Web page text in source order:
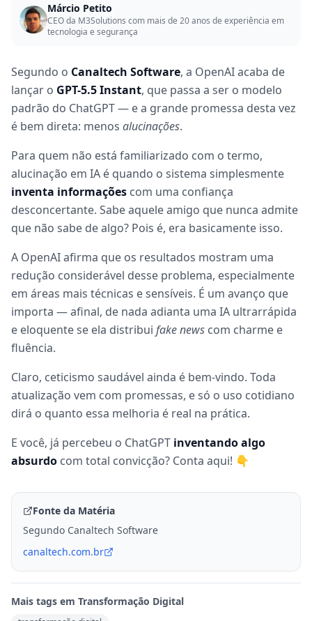
Márcio Petito
CEO da M3Solutions com mais de 20 anos de experiência em
tecnologia e segurança
Segundo o Canaltech Software, a OpenAI acaba de
lançar o GPT-5.5 Instant, que passa a ser o modelo
padrão do ChatGPT — e a grande promessa desta vez
é bem direta: menos alucinações.
Para quem não está familiarizado com o termo,
alucinação em IA é quando o sistema simplesmente
inventa informações com uma confiança
desconcertante. Sabe aquele amigo que nunca admite
que não sabe de algo? Pois é, era basicamente isso.
A OpenAI afirma que os resultados mostram uma
redução considerável desse problema, especialmente
em áreas mais técnicas e sensíveis. É um avanço que
importa — afinal, de nada adianta uma IA ultrarrápida
e eloquente se ela distribui fake news com charme e
fluência.
Claro, ceticismo saudável ainda é bem-vindo. Toda
atualização vem com promessas, e só o uso cotidiano
dirá o quanto essa melhoria é real na prática.
E você, já percebeu o ChatGPT inventando algo
absurdo com total convicção? Conta aqui! 👇
Fonte da Matéria
Segundo Canaltech Software
canaltech.com.br
Mais tags em Transformação Digital